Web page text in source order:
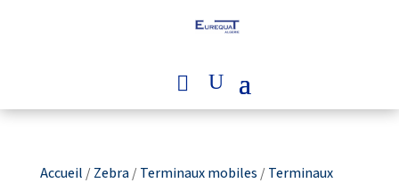
Accueil /Zebra/Terminaux mobiles /Terminaux